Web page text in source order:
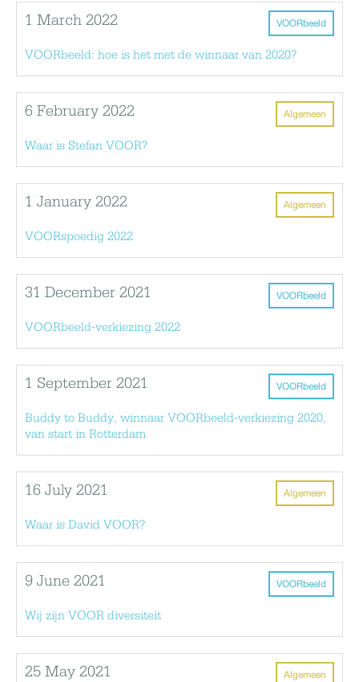
VOORbeeld
1 March 2022
VOORbeeld: hoe is het met de winnaar van 2020?
Algemeen
6 February 2022
Waar is Stefan VOOR?
Algemeen
1 January 2022
VOORspoedig 2022
VOORbeeld
31 December 2021
VOORbeeld-verkiezing 2022
VOORbeeld
1 September 2021
Buddy to Buddy, winnaar VOORbeeld-verkiezing 2020,
van start in Rotterdam
Algemeen
16 July 2021
Waar is David VOOR?
VOORbeeld
9 June 2021
Wij zijn VOOR diversiteit
Algemeen
25 May 2021